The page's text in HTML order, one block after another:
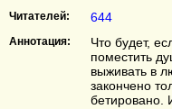
Читателей: 644
Аннотация:
Что будет,
поместить
выживать в
закончено
бетировано.